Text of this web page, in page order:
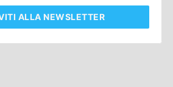
ALLA NEWSLETTER